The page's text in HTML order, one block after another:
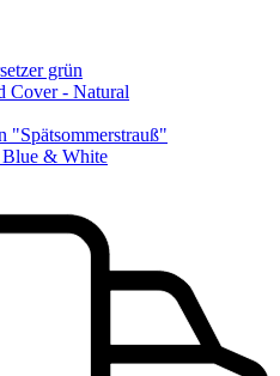
grün
Cover - Natural
"Spätsommerstrauß"
& White